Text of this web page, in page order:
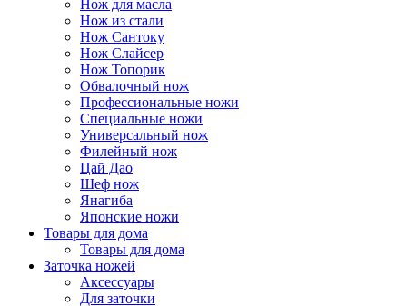
Нож для масла
Нож из стали
Нож Сантоку
Нож Слайсер
Нож Топорик
Обвалочный нож
Профессиональные ножи
Специальные ножи
Универсальный нож
Филейный нож
Цай Дао
Шеф нож
Янагиба
Японские ножи
Товары для дома
Товары для дома
Заточка ножей
Аксессуары
Для заточки